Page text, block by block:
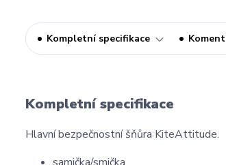
Kompletní specifikace
Kompletní specifikace
Hlavní bezpečnostní šňůra KiteAttitude.